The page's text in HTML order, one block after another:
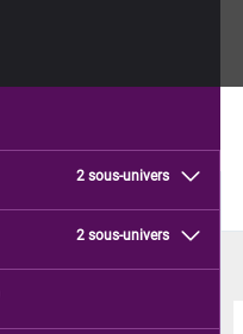
2 sous-univers
2 sous-univers